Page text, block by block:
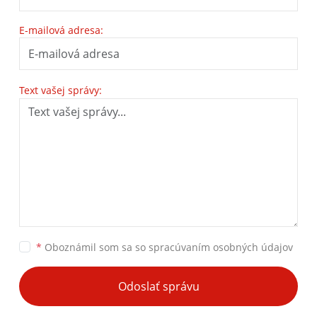
E-mailová adresa:
Text vašej správy:
* Oboznámil som sa so spracúvaním osobných údajov
Odoslať správu